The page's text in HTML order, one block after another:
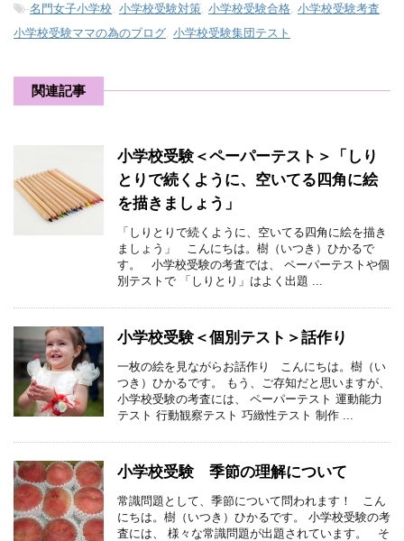
-名門女子小学校 小学校受験対策 小学校受験合格 小学校受験考査
小学校受験ママの為のブログ 小学校受験集団テスト
関連記事
小学校受験＜ペーパーテスト＞「しり
とりで続くように、空いてる四角に絵
を描きましょう」
「しりとりで続くように、空いてる四角に絵を描き
ましょう」 こんにちは。樹（いつき）ひかるで
す。 小学校受験の考査では、 ペーパーテストや個
別テストで 「しりとり」はよく出題 ...
小学校受験＜個別テスト＞話作り
一枚の絵を見ながらお話作り こんにちは。樹（い
つき）ひかるです。 もう、ご存知だと思いますが、
小学校受験の考査には、 ペーパーテスト 運動能力
テスト 行動観察テスト 巧緻性テスト 制作 ...
小学校受験 季節の理解について
常識問題として、季節について問われます！ こん
にちは。樹（いつき）ひかるです。 小学校受験の考
査には、 様々な常識問題が出題されています。 そ